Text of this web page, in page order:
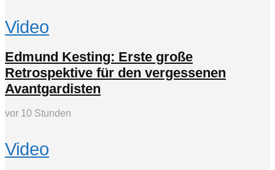
Video
Edmund Kesting: Erste große
Retrospektive für den vergessenen
Avantgardisten
vor 10 Stunden
Video